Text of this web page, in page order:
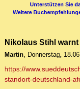
Unterstützen Sie
Weitere
Nikolaus Stihl
Martin, Donnerstag,
https://
standort-deutschland-